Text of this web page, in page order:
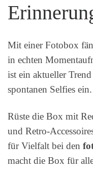
Mit einer Fotobox
in echten
ist ein aktueller
spontanen Selfies ein.
Rüste die Box mit
und Retro-
für Vielfalt bei den
macht die Box für